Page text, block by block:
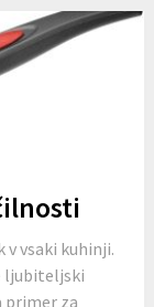
vsaki kuhinji.
ljubiteljski
primer za